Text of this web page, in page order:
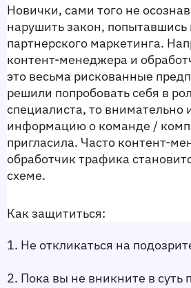
Новички, сами того не
нарушить закон,
партнерского маркетинга.
контент-менеджера и
это весьма рискованные
решили попробовать себя в
специалиста, то внимательно
информацию о команде /
пригласила. Часто контент-
обработчик трафика
схеме.
Как защититься:
1. Не откликаться на
2. Пока вы не вникните в суть